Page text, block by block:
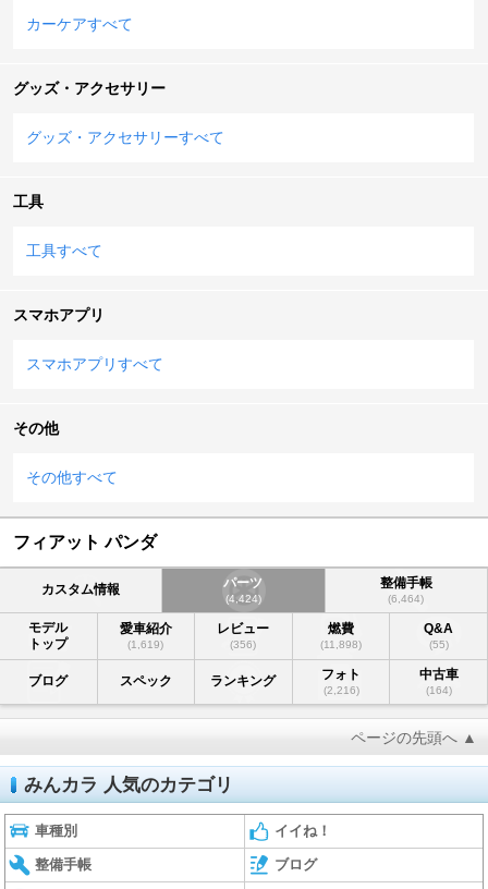
カーケアすべて
グッズ・アクセサリー
グッズ・アクセサリーすべて
工具
工具すべて
スマホアプリ
スマホアプリすべて
その他
その他すべて
フィアット パンダ
カスタム情報 パーツ
(4,424)
整備手帳
(6,464)
モデル
トップ
愛車紹介
(1,619)
レビュー
(356)
燃費
(11,898)
Q&A
(55)
ブログ スペック ランキング フォト
(2,216)
中古車
(164)
ページの先頭へ ▲
みんカラ 人気のカテゴリ
車種別 イイね！
整備手帳 ブログ